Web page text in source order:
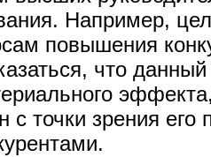
Например,
повышения
что
с точки зрения его